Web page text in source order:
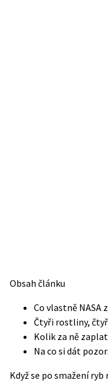
Obsah článku
Co vlastně NASA
Čtyři rostliny,
Kolik za ně
Na co si dát
Když se po smažení